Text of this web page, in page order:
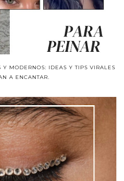
MODERNOS: IDEAS Y TIPS VIRALES
A ENCANTAR.